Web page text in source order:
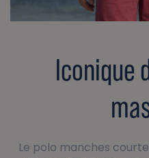
Iconique
Le polo manches